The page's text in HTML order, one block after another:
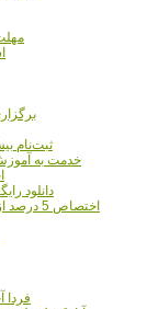
ثبت‌نام بيش از 9 هزار نفر در آزمون
خدمت به
دانلود
اختصاص 5 درصد از محل عوارض گاز مصرفي براي نوسازي مدارس
فردا